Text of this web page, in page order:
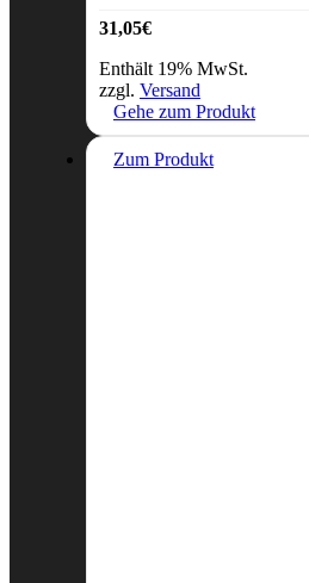
31,05€
Enthält 19% MwSt.
zzgl. Versand
Gehe zum Produkt
Zum Produkt